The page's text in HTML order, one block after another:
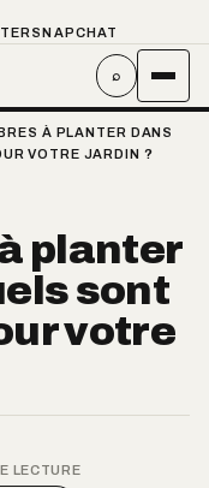
SNAPCHAT
⌕
À PLANTER DANS
VOTRE JARDIN ?
planter
sont
votre
LECTURE